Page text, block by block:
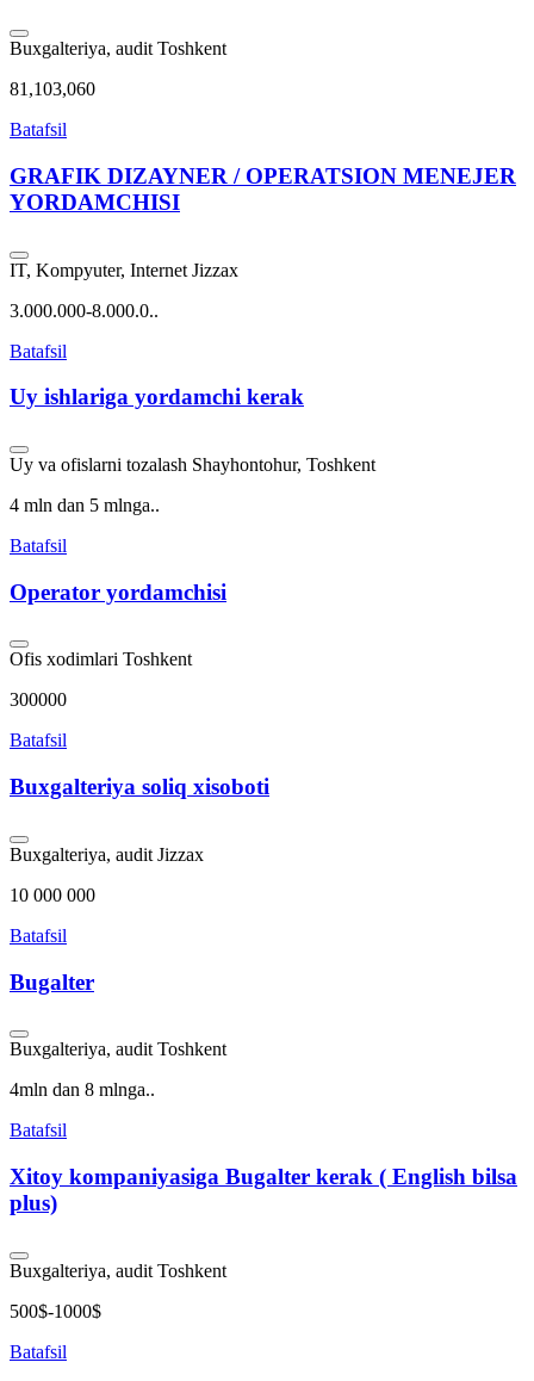
Buxgalteriya, audit Toshkent
81,103,060
Batafsil
GRAFIK DIZAYNER / OPERATSION MENEJER
YORDAMCHISI
IT, Kompyuter, Internet Jizzax
3.000.000-8.000.0..
Batafsil
Uy ishlariga yordamchi kerak
Uy va ofislarni tozalash Shayhontohur, Toshkent
4 mln dan 5 mlnga..
Batafsil
Operator yordamchisi
Ofis xodimlari Toshkent
300000
Batafsil
Buxgalteriya soliq xisoboti
Buxgalteriya, audit Jizzax
10 000 000
Batafsil
Bugalter
Buxgalteriya, audit Toshkent
4mln dan 8 mlnga..
Batafsil
Xitoy kompaniyasiga Bugalter kerak ( English bilsa
plus)
Buxgalteriya, audit Toshkent
500$-1000$
Batafsil